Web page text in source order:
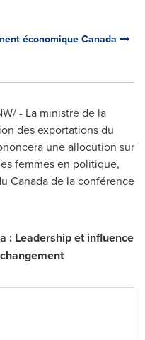
économique Canada
- La ministre de la
des exportations du
une allocution sur
femmes en politique,
Canadade la conférence
: Leadership et influence